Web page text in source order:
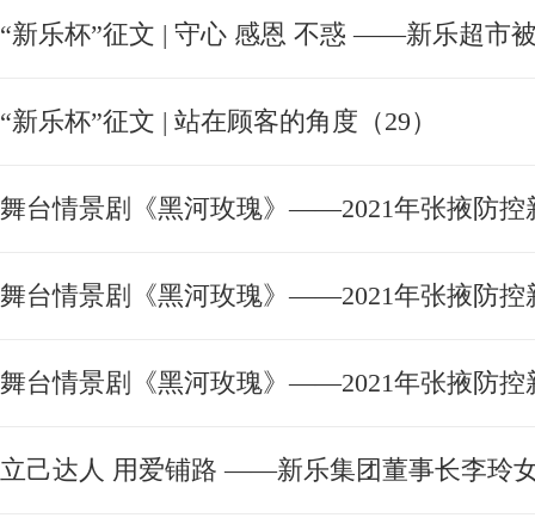
“新乐杯”征文 | 守心 感恩 不惑 ——新乐超市
“新乐杯”征文 | 站在顾客的角度（29）
舞台情景剧《黑河玫瑰》——2021年张掖防控
舞台情景剧《黑河玫瑰》——2021年张掖防控
舞台情景剧《黑河玫瑰》——2021年张掖防控
立己达人 用爱铺路 ——新乐集团董事长李玲